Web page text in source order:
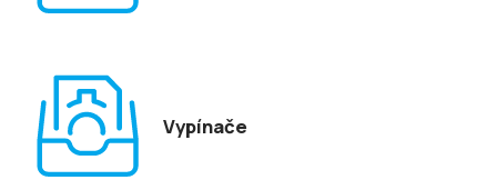
Vypínače